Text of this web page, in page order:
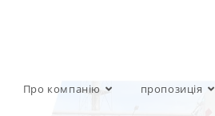
Про компанію пропозиція